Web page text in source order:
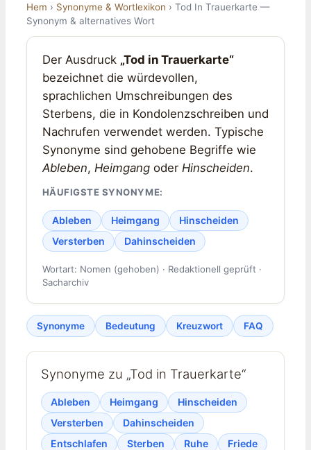
Hem › Synonyme & Wortlexikon › Tod In Trauerkarte —
Synonym & alternatives Wort
Der Ausdruck „Tod in Trauerkarte“
bezeichnet die würdevollen,
sprachlichen Umschreibungen des
Sterbens, die in Kondolenzschreiben und
Nachrufen verwendet werden. Typische
Synonyme sind gehobene Begriffe wie
Ableben, Heimgangoder Hinscheiden.
HÄUFIGSTE SYNONYME:
Ableben Heimgang
Hinscheiden
Versterben
Dahinscheiden
Wortart: Nomen (gehoben) · Redaktionell geprüft ·
Sacharchiv
Synonyme Bedeutung Kreuzwort FAQ
Synonyme zu „Tod in Trauerkarte“
Ableben Heimgang
Hinscheiden
Versterben
Dahinscheiden
Entschlafen
Sterben Ruhe
Friede